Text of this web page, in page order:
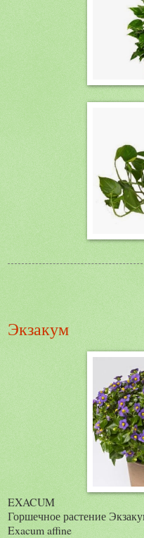
Экзакум
EXACUM
Горшечное растение
Exacum affine